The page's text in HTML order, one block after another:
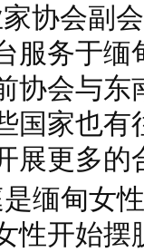
家协会副
服务于缅
协会与东
国家也有
展更多的
缅甸女
性开始摆